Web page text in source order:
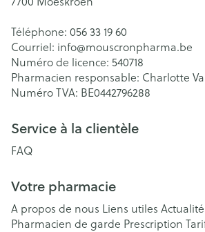
Téléphone: 056 33 19 60
Courriel: info@mouscronpharma.be
Numéro de licence: 540718
Pharmacien responsable: Charlotte
Numéro TVA: BE0442796288
Service à la clientèle
FAQ
Votre pharmacie
A propos de nous Liens utiles
Pharmacien de garde Prescription